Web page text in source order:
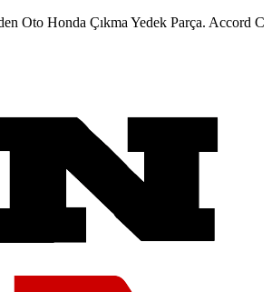
Honda Çıkma Yedek Parça. Accord City